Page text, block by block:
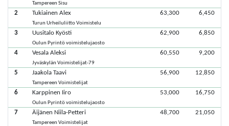
Tampereen Sisu
2 Tukiainen Alex
Turun Urheiluliitto Voimistelu
63,300 6,450
3 Uusitalo Kyösti
Oulun Pyrintö voimistelujaosto
62,900 6,850
4 Vesala Aleksi
Jyväskylän Voimistelijat-79
60,550 9,200
5 Jaakola Taavi
Tampereen Voimistelijat
56,900 12,850
6 Karppinen Iiro
Oulun Pyrintö voimistelujaosto
53,000 16,750
7 Äijänen Niila-Petteri
Tampereen Voimistelijat
48,700 21,050